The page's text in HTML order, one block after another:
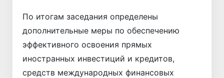
По итогам заседания определены
дополнительные меры по обеспечению
эффективного освоения прямых
иностранных инвестиций и кредитов,
средств международных финансовых